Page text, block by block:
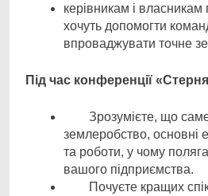
керівникам і власникам
хочуть допомогти
впроваджувати точне
Під час конференції
Зрозумієте, що
землеробство, основні
та роботи, у чому
вашого підприємства.
Почуєте кращих